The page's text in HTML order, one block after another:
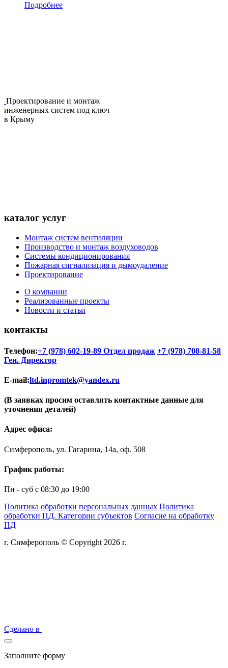
Подробнее
Проектирование и монтаж
инженерных систем под ключ
в Крыму
каталог услуг
Монтаж систем вентиляции
Производство и монтаж воздуховодов
Системы кондиционирования
Пожарная сигнализация и дымоудаление
Проектирование
О компании
Реализованные проекты
Новости и статьи
контакты
Телефон:+7 (978) 602-19-89 Отдел продаж +7 (978) 708-81-58
Ген. Директор
E-mail:ltd.inpromtek@yandex.ru
(В заявках просим оставлять контактные данные для
уточнения деталей)
Адрес офиса:
Симферополь, ул. Гагарина, 14а, оф. 508
График работы:
Пн - суб с 08:30 до 19:00
Политика обработки персональных данных Политика
обработки ПД. Категории субъектов Согласие на обработку
ПД
г. Симферополь © Copyright 2026 г.
Сделано в
Заполните форму